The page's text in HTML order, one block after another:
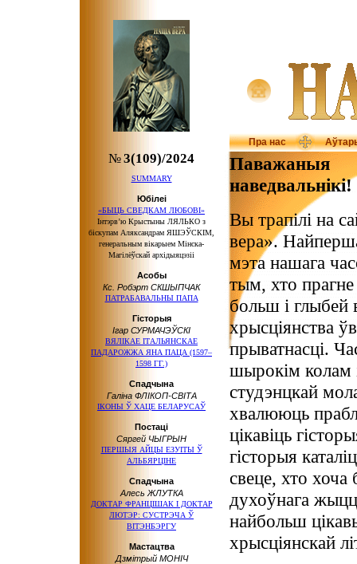
Пра нас
№3(109)/2024
SUMMARY
Юбілеі
«БЫЦЬ СВЕДКАМ ЛЮБОВІ»
Інтэрв’ю Крыстыны ЛЯЛЬКО з
біскупам Аляксандрам ЯШЭЎСКІМ,
генеральным вікарыем Мінска-
Магілёўскай архідыяцэзіі
Асобы
Кс. Робэрт СКШЫПЧАК
ПАТРАБАВАЛЬНЫ ПАПА
Гісторыя
Ігар СУРМАЧЭЎСКІ
ВЯЛІКАЕ ІТАЛЬЯНСКАЕ
ПАДАРОЖЖА ЯНА ПАЦА (1597–
1598 ГГ.)
Спадчына
Галіна ФЛІКОП-СВІТА
ІКОНЫ Ў ХАЦЕ БЕЛАРУСАЎ
Постаці
Сяргей ЧЫГРЫН
ПЕРШЫЯ АЙЦЫ ЕЗУІТЫ Ў
АЛЬБЯРЦІНЕ
Спадчына
Алесь ЖЛУТКА
ДОКТАР ФРАНЦІШАК І ДОКТАР
ЛЮТЭР: СУСТРЭЧА Ў
ВІТЭНБЭРГУ
Мастацтва
Дзмітрый МОНІЧ
Паважаныя
наведвальнікі!
Вы трапілі на
вера».
мэта нашага
тым, хто
больш і глыбей
хрысціянства
прыватнасці.
шырокім колам
студэнцкай
хвалююць
цікавіць
гісторыя
свеце, хто хоча
духоўнага
найбольш
хрысціянскай